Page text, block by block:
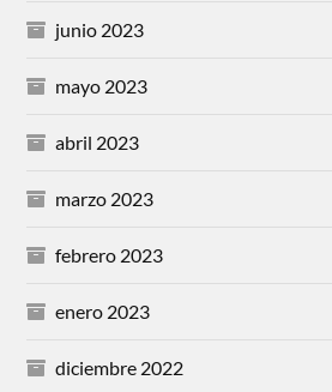
junio 2023
mayo 2023
abril 2023
marzo 2023
febrero 2023
enero 2023
diciembre 2022